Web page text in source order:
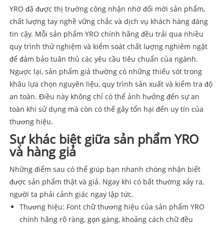
YRO đã được thị trường công nhận nhờ đổi mới sản phẩm,
chất lượng tay nghề vững chắc và dịch vụ khách hàng đáng
tin cậy. Mỗi sản phẩm YRO chính hãng đều trải qua nhiều
quy trình thử nghiệm và kiểm soát chất lượng nghiêm ngặt
để đảm bảo tuân thủ các yêu cầu tiêu chuẩn của ngành.
Ngược lại, sản phẩm giả thường có những thiếu sót trong
khâu lựa chọn nguyên liệu, quy trình sản xuất và kiểm tra độ
an toàn. Điều này không chỉ có thể ảnh hưởng đến sự an
toàn khi sử dụng mà còn có thể gây tổn hại đến uy tín của
thương hiệu.
Sự khác biệt giữa sản phẩm YRO
và hàng giả
Những điểm sau có thể giúp bạn nhanh chóng nhận biết
được sản phẩm thật và giả. Ngay khi có bất thường xảy ra,
người ta phải cảnh giác ngay lập tức.
Thương hiệu: Font chữ thương hiệu của sản phẩm YRO
chính hãng rõ ràng, gọn gàng, khoảng cách chữ đều